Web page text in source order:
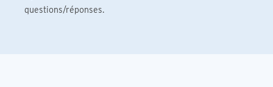
questions/réponses.